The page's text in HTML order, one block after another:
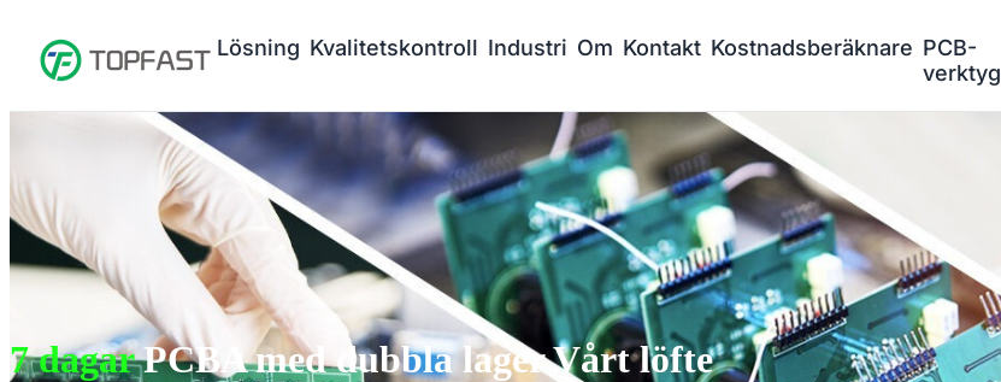
Lösning Kvalitetskontroll Industri Om Kontakt Kostnadsberäknare PCB-
verktyg
7 dagarPCBA med dubbla lager Vårt löfte